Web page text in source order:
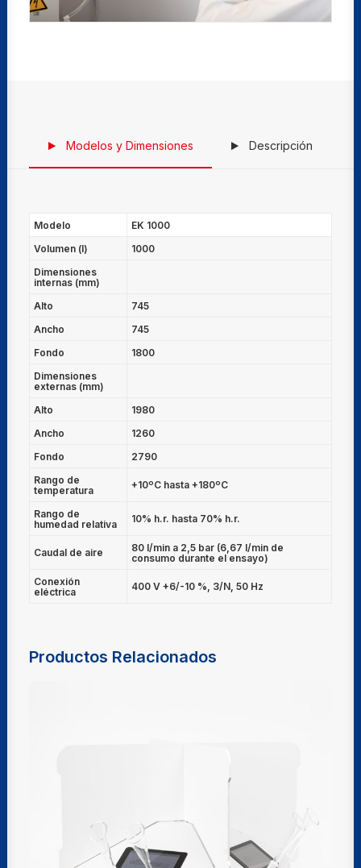
Modelos y Dimensiones Descripción
Modelo
EK 1000
Volumen (l)
1000
Dimensiones
internas (mm)
Alto
745
Ancho
745
Fondo
1800
Dimensiones
externas (mm)
Alto
1980
Ancho
1260
Fondo
2790
Rango de
temperatura
+10ºC hasta +180ºC
Rango de
humedad relativa
10% h.r. hasta 70% h.r.
Caudal de aire
80 l/min a 2,5 bar (6,67 l/min de
consumo durante el ensayo)
Conexión
eléctrica
400 V +6/-10 %, 3/N, 50 Hz
Productos Relacionados